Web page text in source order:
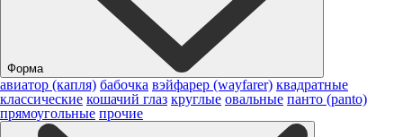
Форма
авиатор (капля) бабочка вэйфарер (wayfarer) квадратные
классические кошачий глаз круглые овальные панто (panto)
прямоугольные прочие